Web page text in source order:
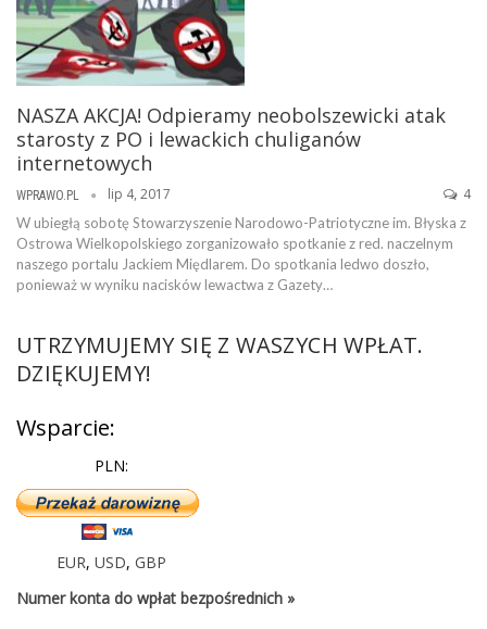
NASZA AKCJA! Odpieramy neobolszewicki atak
starosty z PO i lewackich chuliganów
internetowych
WPRAWO.PL lip 4, 2017 4
W ubiegłą sobotę Stowarzyszenie Narodowo-Patriotyczne im. Błyska z
Ostrowa Wielkopolskiego zorganizowało spotkanie z red. naczelnym
naszego portalu Jackiem Międlarem. Do spotkania ledwo doszło,
ponieważ w wyniku nacisków lewactwa z Gazety…
UTRZYMUJEMY SIĘ Z WASZYCH WPŁAT.
DZIĘKUJEMY!
Wsparcie:
PLN:
EUR, USD, GBP
Numer konta do wpłat bezpośrednich »